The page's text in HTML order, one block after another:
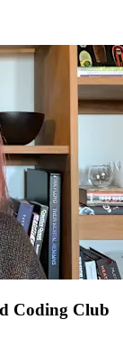
Coding Club